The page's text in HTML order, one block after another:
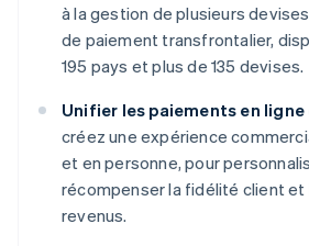
à la gestion de plusieurs
de paiement transfrontalier,
195 pays et plus de 135 devises.
Unifier les paiements en ligne
créez une expérience
et en personne, pour
récompenser la fidélité client
revenus.